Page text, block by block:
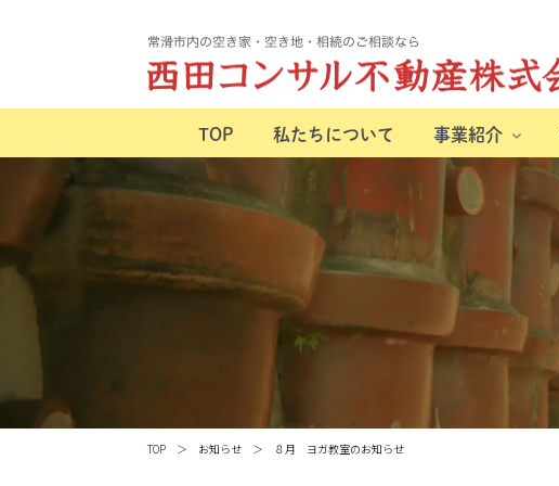
TOP 私たちについて 事業紹介
TOP お知らせ ８月 ヨガ教室のお知らせ